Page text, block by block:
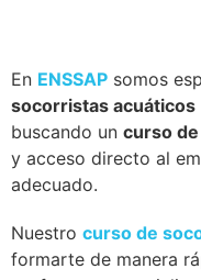
En ENSSAP somos
socorristas acuáticos
buscando un curso
y acceso directo al
adecuado.
Nuestro curso de
formarte de manera